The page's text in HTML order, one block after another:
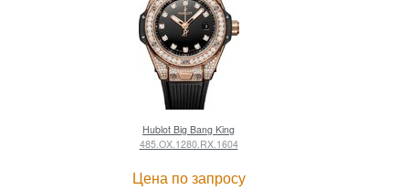
Hublot Big Bang King
485.OX.1280.RX.1604
Цена по запросу